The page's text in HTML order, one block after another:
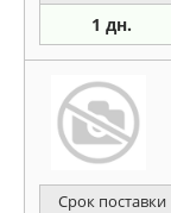
1 дн.
Срок поставки